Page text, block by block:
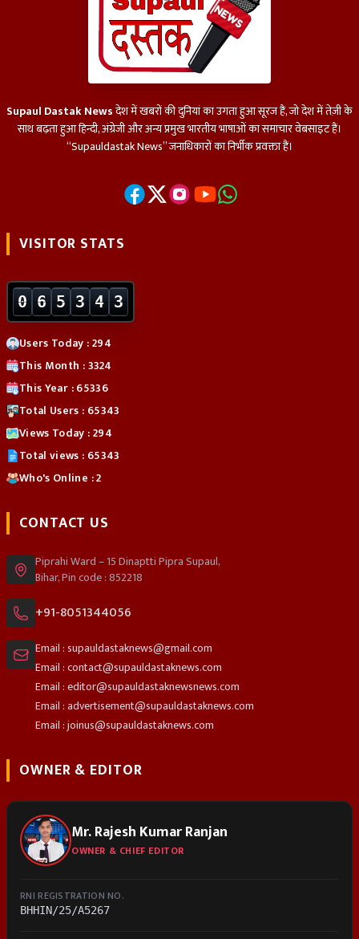
Supaul Dastak Newsदेश में खबरों की दुनियां का उगता हुआ सूरज हैं, जो देश में तेज़ी के
साथ बढ़ता हुआ हिन्दी, अंग्रेजी और अन्य प्रमुख भारतीय भाषाओं का समाचार वेबसाइट हैं।
“Supauldastak News” जनाधिकारों का निर्भीक प्रवक्ता हैं।
VISITOR STATS
0 6 5 3 4 3
Users Today : 294
This Month : 3324
This Year : 65336
Total Users : 65343
Views Today : 294
Total views : 65343
Who's Online : 2
CONTACT US
Piprahi Ward – 15 Dinaptti Pipra Supaul,
Bihar, Pin code : 852218
+91-8051344056
Email : supauldastaknews@gmail.com
Email : contact@supauldastaknews.com
Email : editor@supauldastaknewsnews.com
Email : advertisement@supauldastaknews.com
Email : joinus@supauldastaknews.com
OWNER & EDITOR
Mr. Rajesh Kumar Ranjan
OWNER & CHIEF EDITOR
RNI REGISTRATION NO.
BHHIN/25/A5267